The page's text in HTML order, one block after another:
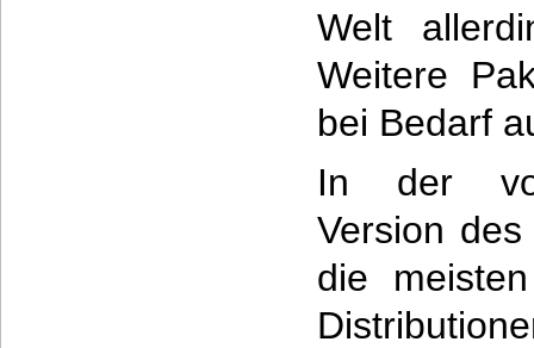
Welt
Weitere
bei Bedarf
In der
Version
die